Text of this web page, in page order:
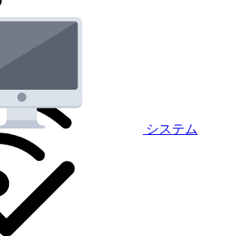
システム